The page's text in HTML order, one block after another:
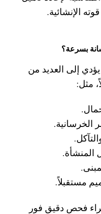
الإنشائية.
بسرعة؟
إلى العديد من
مثل:
الخرسانية.
المنشأة.
مستقبلاً.
فحص دقيق فور